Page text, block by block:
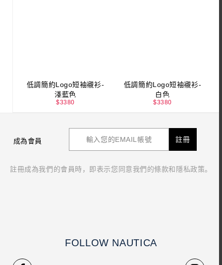
低調簡約Logo短袖襯衫-
淺藍色
$3380
低調簡約Logo短袖襯衫-
白色
$3380
成為會員 註冊
註冊成為我們的會員時，即表示您同意我們的條款和隱私政策。
FOLLOW NAUTICA